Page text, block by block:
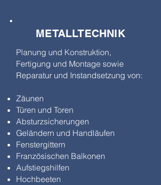
METALLTECHNIK
Planung und Konstruktion,
Fertigung und Montage sowie
Reparatur und Instandsetzung von:
Zäunen
Türen und Toren
Absturzsicherungen
Geländern und Handläufen
Fenstergittern
Französischen Balkonen
Aufstiegshilfen
Hochbeeten